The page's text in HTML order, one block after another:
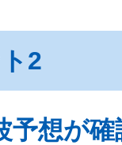
2
予想が